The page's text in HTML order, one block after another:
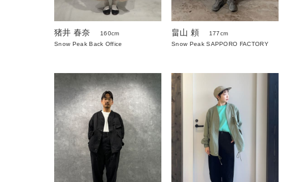
猪井 春奈
160cm
Snow Peak Back Office
畠山 頼
177cm
Snow Peak SAPPORO FACTORY